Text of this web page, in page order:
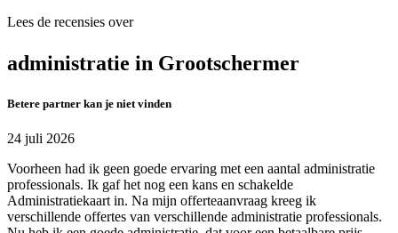
Lees de recensies over
administratie in Grootschermer
Betere partner kan je niet vinden
24 juli 2026
Voorheen had ik geen goede ervaring met een aantal administratie
professionals. Ik gaf het nog een kans en schakelde
Administratiekaart in. Na mijn offerteaanvraag kreeg ik
verschillende offertes van verschillende administratie professionals.